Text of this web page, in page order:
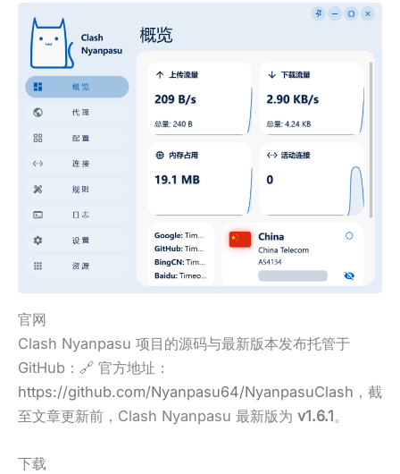
官网
Clash Nyanpasu 项目的源码与最新版本发布托管于
GitHub：🔗 官方地址：
https://github.com/Nyanpasu64/NyanpasuClash ，截
至文章更新前，Clash Nyanpasu 最新版为 v1.6.1。
下载